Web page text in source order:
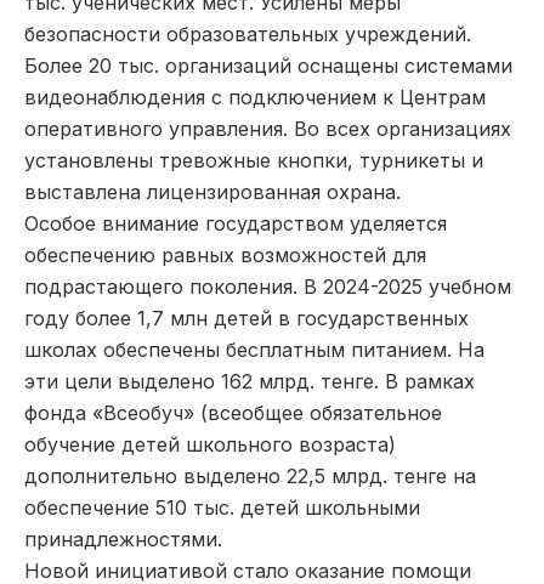
безопасности образовательных учреждений.
Более 20 тыс. организаций оснащены системами
видеонаблюдения с подключением к Центрам
оперативного управления. Во всех организациях
установлены тревожные кнопки, турникеты и
выставлена лицензированная охрана.
Особое внимание государством уделяется
обеспечению равных возможностей для
подрастающего поколения. В 2024-2025 учебном
году более 1,7 млн детей в государственных
школах обеспечены бесплатным питанием. На
эти цели выделено 162 млрд. тенге. В рамках
фонда «Всеобуч» (всеобщее обязательное
обучение детей школьного возраста)
дополнительно выделено 22,5 млрд. тенге на
обеспечение 510 тыс. детей школьными
принадлежностями.
Новой инициативой стало оказание помощи